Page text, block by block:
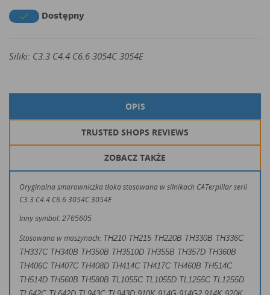
 Dostępny
Siliki: C3.3 C4.4 C6.6 3054C 3054E
OPIS
TRUSTED SHOPS REVIEWS
ZOBACZ TAKŻE
Oryginalna smarowniczka tłoka stosowana w silnikach CATerpillar serii
C3.3 C4.4 C6.6 3054C 3054E
Inny symbol: 2765605
Stosowana w maszynach: TH210 TH215 TH220B TH330B TH336C
TH337C TH340B TH350B TH3510D TH355B TH357D TH360B
TH406C TH407C TH408D TH414C TH417C TH460B TH514C
TH514D TH560B TH580B TL1055C TL1055D TL1255C TL1255D